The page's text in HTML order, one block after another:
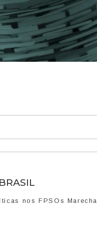
nos FPSOs